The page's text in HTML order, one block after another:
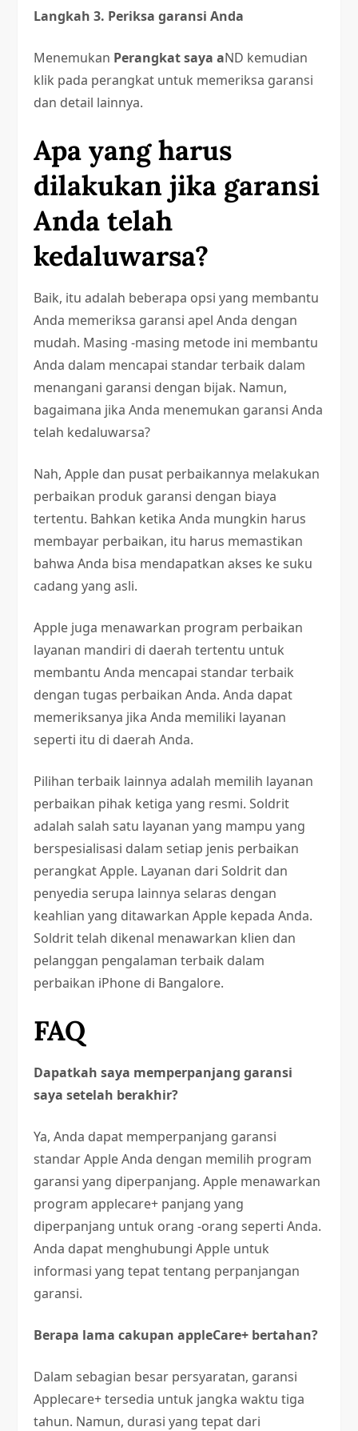
Langkah 3. Periksa garansi Anda
Menemukan Perangkat saya aND kemudian
klik pada perangkat untuk memeriksa garansi
dan detail lainnya.
Apa yang harus
dilakukan jika garansi
Anda telah
kedaluwarsa?
Baik, itu adalah beberapa opsi yang membantu
Anda memeriksa garansi apel Anda dengan
mudah. Masing -masing metode ini membantu
Anda dalam mencapai standar terbaik dalam
menangani garansi dengan bijak. Namun,
bagaimana jika Anda menemukan garansi Anda
telah kedaluwarsa?
Nah, Apple dan pusat perbaikannya melakukan
perbaikan produk garansi dengan biaya
tertentu. Bahkan ketika Anda mungkin harus
membayar perbaikan, itu harus memastikan
bahwa Anda bisa mendapatkan akses ke suku
cadang yang asli.
Apple juga menawarkan program perbaikan
layanan mandiri di daerah tertentu untuk
membantu Anda mencapai standar terbaik
dengan tugas perbaikan Anda. Anda dapat
memeriksanya jika Anda memiliki layanan
seperti itu di daerah Anda.
Pilihan terbaik lainnya adalah memilih layanan
perbaikan pihak ketiga yang resmi. Soldrit
adalah salah satu layanan yang mampu yang
berspesialisasi dalam setiap jenis perbaikan
perangkat Apple. Layanan dari Soldrit dan
penyedia serupa lainnya selaras dengan
keahlian yang ditawarkan Apple kepada Anda.
Soldrit telah dikenal menawarkan klien dan
pelanggan pengalaman terbaik dalam
perbaikan iPhone di Bangalore.
FAQ
Dapatkah saya memperpanjang garansi
saya setelah berakhir?
Ya, Anda dapat memperpanjang garansi
standar Apple Anda dengan memilih program
garansi yang diperpanjang. Apple menawarkan
program applecare+ panjang yang
diperpanjang untuk orang -orang seperti Anda.
Anda dapat menghubungi Apple untuk
informasi yang tepat tentang perpanjangan
garansi.
Berapa lama cakupan appleCare+ bertahan?
Dalam sebagian besar persyaratan, garansi
Applecare+ tersedia untuk jangka waktu tiga
tahun. Namun, durasi yang tepat dari